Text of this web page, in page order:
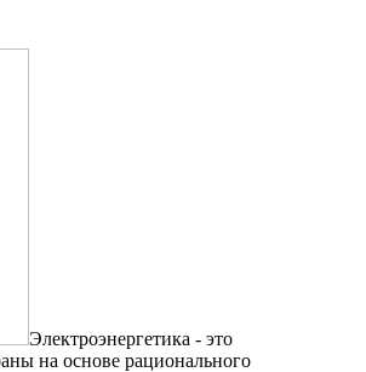
Электроэнергетика - это
на основе рационального